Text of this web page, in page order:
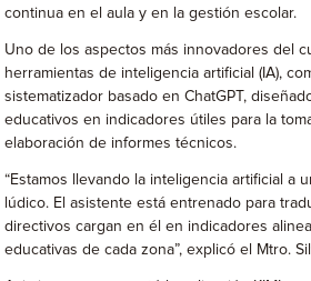
continua en el aula y en la gestión escolar.
Uno de los aspectos más innovadores del
herramientas de inteligencia artificial (IA),
sistematizador basado en ChatGPT,
educativos en indicadores útiles para la
elaboración de informes técnicos.
“Estamos llevando la inteligencia artificial a
lúdico. El asistente está entrenado para
directivos cargan en él en indicadores
educativas de cada zona”, explicó el Mtro.